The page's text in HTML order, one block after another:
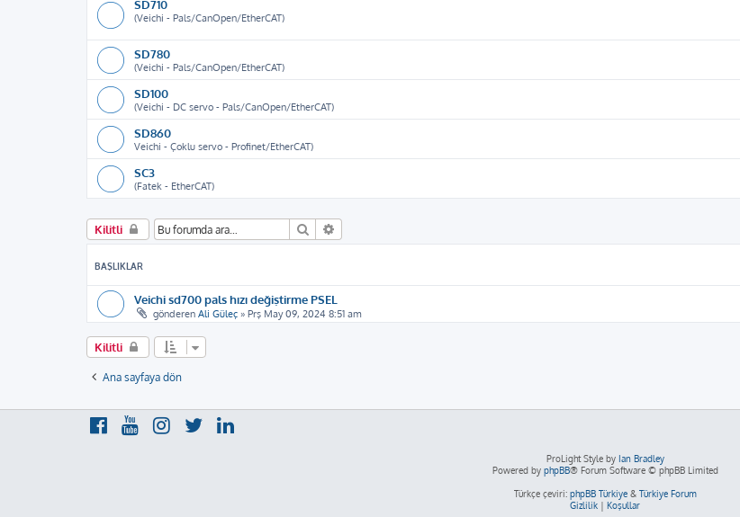
SD710
(Veichi - Pals/CanOpen/EtherCAT)
SD780
(Veichi - Pals/CanOpen/EtherCAT)
SD100
(Veichi - DC servo - Pals/CanOpen/EtherCAT)
SD860
Veichi - Çoklu servo - Profinet/EtherCAT)
SC3
(Fatek - EtherCAT)
Kilitli Ara
BAŞLIKLAR
Veichi sd700 pals hızı değiştirme PSEL
gönderen Ali Güleç » Prş May 09, 2024 8:51 am
Kilitli
Ana sayfaya dön
ProLight Style by Ian Bradley
Powered by phpBB® Forum Software © phpBB Limited
Türkçe çeviri: phpBB Türkiye& Türkiye Forum
Gizlilik | Koşullar